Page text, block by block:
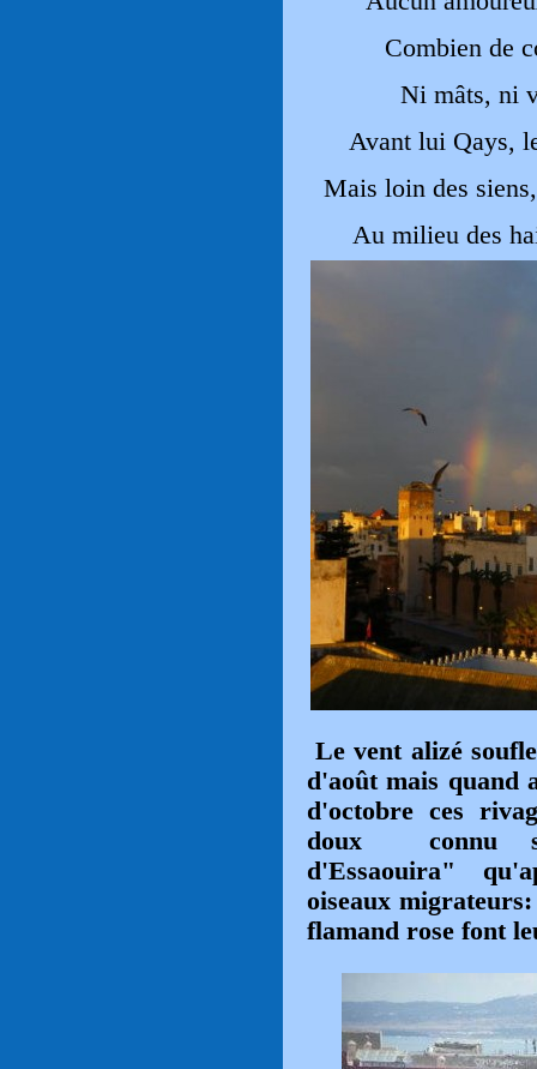
Combien de
Ni mâts, ni
Avant lui Qays,
Mais loin des
Au milieu des
Le vent alizé
d'août mais quand
d'octobre ces
doux connu
d'Essaouira"
oiseaux
flamand rose font